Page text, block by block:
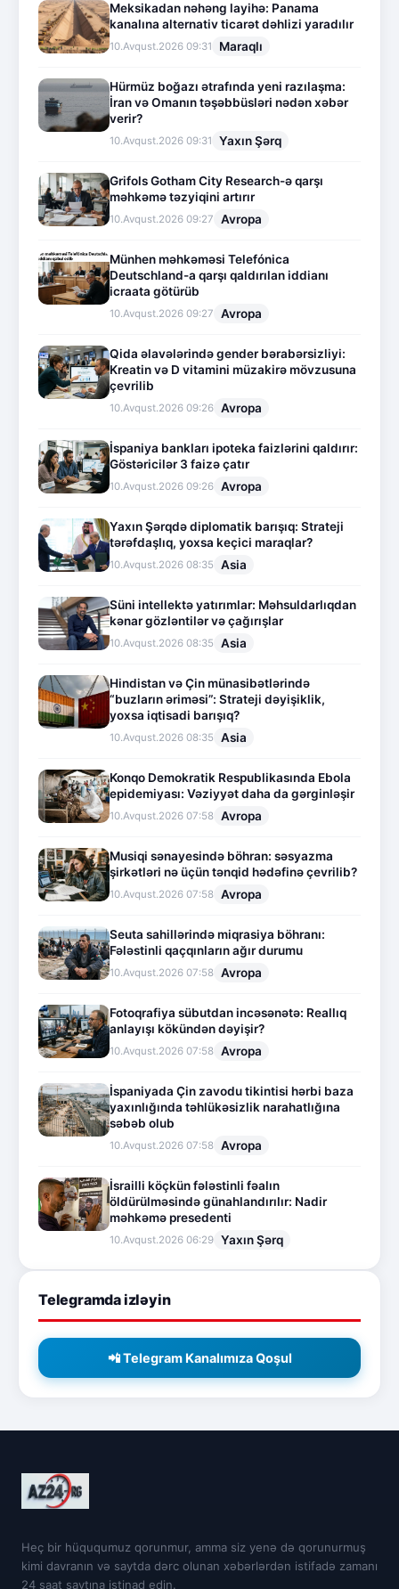
Meksikadan nəhəng layihə: Panama
kanalına alternativ ticarət dəhlizi yaradılır
10.Avqust.2026 09:31 Maraqlı
Hürmüz boğazı ətrafında yeni razılaşma:
İran və Omanın təşəbbüsləri nədən xəbər
verir?
10.Avqust.2026 09:31 Yaxın Şərq
Grifols Gotham City Research-ə qarşı
məhkəmə təzyiqini artırır
10.Avqust.2026 09:27 Avropa
Münhen məhkəməsi Telefónica
Deutschland-a qarşı qaldırılan iddianı
icraata götürüb
10.Avqust.2026 09:27 Avropa
Qida əlavələrində gender bərabərsizliyi:
Kreatin və D vitamini müzakirə mövzusuna
çevrilib
10.Avqust.2026 09:26 Avropa
İspaniya bankları ipoteka faizlərini qaldırır:
Göstəricilər 3 faizə çatır
10.Avqust.2026 09:26 Avropa
Yaxın Şərqdə diplomatik barışıq: Strateji
tərəfdaşlıq, yoxsa keçici maraqlar?
10.Avqust.2026 08:35 Asia
Süni intellektə yatırımlar: Məhsuldarlıqdan
kənar gözləntilər və çağırışlar
10.Avqust.2026 08:35 Asia
Hindistan və Çin münasibətlərində
“buzların əriməsi”: Strateji dəyişiklik,
yoxsa iqtisadi barışıq?
10.Avqust.2026 08:35 Asia
Konqo Demokratik Respublikasında Ebola
epidemiyası: Vəziyyət daha da gərginləşir
10.Avqust.2026 07:58 Avropa
Musiqi sənayesində böhran: səsyazma
şirkətləri nə üçün tənqid hədəfinə çevrilib?
10.Avqust.2026 07:58 Avropa
Seuta sahillərində miqrasiya böhranı:
Fələstinli qaçqınların ağır durumu
10.Avqust.2026 07:58 Avropa
Fotoqrafiya sübutdan incəsənətə: Reallıq
anlayışı kökündən dəyişir?
10.Avqust.2026 07:58 Avropa
İspaniyada Çin zavodu tikintisi hərbi baza
yaxınlığında təhlükəsizlik narahatlığına
səbəb olub
10.Avqust.2026 07:58 Avropa
İsrailli köçkün fələstinli fəalın
öldürülməsində günahlandırılır: Nadir
məhkəmə presedenti
10.Avqust.2026 06:29 Yaxın Şərq
Telegramda izləyin
📲 Telegram Kanalımıza Qoşul
Heç bir hüququmuz qorunmur, amma siz yenə də qorunurmuş
kimi davranın və saytda dərc olunan xəbərlərdən istifadə zamanı
24 saat saytına istinad edin.